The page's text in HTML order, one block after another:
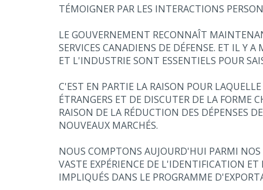
TÉMOIGNER PAR LES INTERACTIONS
LE GOUVERNEMENT RECONNAÎT
SERVICES CANADIENS DE DÉFENSE. ET IL Y
ET L'INDUSTRIE SONT ESSENTIELS POUR
C'EST EN PARTIE LA RAISON POUR
ÉTRANGERS ET DE DISCUTER DE LA FORME
RAISON DE LA RÉDUCTION DES DÉPENSES
NOUVEAUX MARCHÉS.
NOUS COMPTONS AUJOURD'HUI PARMI
VASTE EXPÉRIENCE DE L'IDENTIFICATION
IMPLIQUÉS DANS LE PROGRAMME